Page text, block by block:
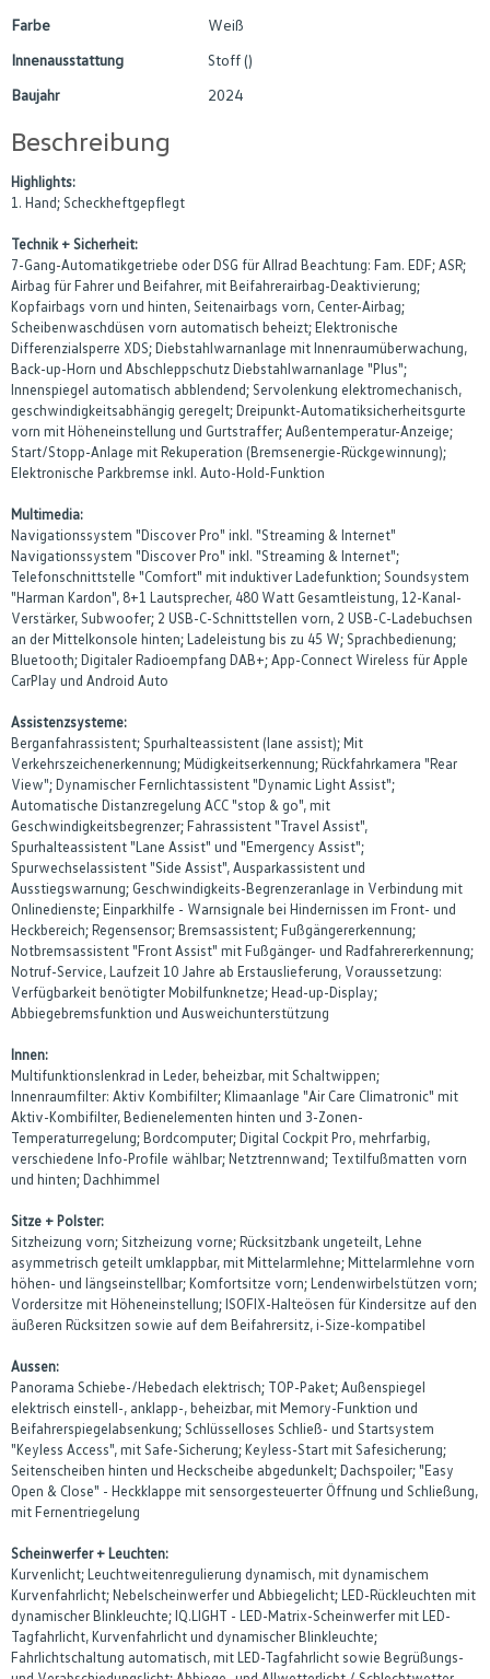
Farbe
Weiß
Innenausstattung
Stoff ()
Baujahr
2024
Beschreibung
Highlights:
1. Hand; Scheckheftgepflegt
Technik + Sicherheit:
7-Gang-Automatikgetriebe oder DSG für Allrad Beachtung: Fam. EDF; ASR;
Airbag für Fahrer und Beifahrer, mit Beifahrerairbag-Deaktivierung;
Kopfairbags vorn und hinten, Seitenairbags vorn, Center-Airbag;
Scheibenwaschdüsen vorn automatisch beheizt; Elektronische
Differenzialsperre XDS; Diebstahlwarnanlage mit Innenraumüberwachung,
Back-up-Horn und Abschleppschutz Diebstahlwarnanlage "Plus";
Innenspiegel automatisch abblendend; Servolenkung elektromechanisch,
geschwindigkeitsabhängig geregelt; Dreipunkt-Automatiksicherheitsgurte
vorn mit Höheneinstellung und Gurtstraffer; Außentemperatur-Anzeige;
Start/Stopp-Anlage mit Rekuperation (Bremsenergie-Rückgewinnung);
Elektronische Parkbremse inkl. Auto-Hold-Funktion
Multimedia:
Navigationssystem "Discover Pro" inkl. "Streaming & Internet"
Navigationssystem "Discover Pro" inkl. "Streaming & Internet";
Telefonschnittstelle "Comfort" mit induktiver Ladefunktion; Soundsystem
"Harman Kardon", 8+1 Lautsprecher, 480 Watt Gesamtleistung, 12-Kanal-
Verstärker, Subwoofer; 2 USB-C-Schnittstellen vorn, 2 USB-C-Ladebuchsen
an der Mittelkonsole hinten; Ladeleistung bis zu 45 W; Sprachbedienung;
Bluetooth; Digitaler Radioempfang DAB+; App-Connect Wireless für Apple
CarPlay und Android Auto
Assistenzsysteme:
Berganfahrassistent; Spurhalteassistent (lane assist); Mit
Verkehrszeichenerkennung; Müdigkeitserkennung; Rückfahrkamera "Rear
View"; Dynamischer Fernlichtassistent "Dynamic Light Assist";
Automatische Distanzregelung ACC "stop & go", mit
Geschwindigkeitsbegrenzer; Fahrassistent "Travel Assist",
Spurhalteassistent "Lane Assist" und "Emergency Assist";
Spurwechselassistent "Side Assist", Ausparkassistent und
Ausstiegswarnung; Geschwindigkeits-Begrenzeranlage in Verbindung mit
Onlinedienste; Einparkhilfe - Warnsignale bei Hindernissen im Front- und
Heckbereich; Regensensor; Bremsassistent; Fußgängererkennung;
Notbremsassistent "Front Assist" mit Fußgänger- und Radfahrererkennung;
Notruf-Service, Laufzeit 10 Jahre ab Erstauslieferung, Voraussetzung:
Verfügbarkeit benötigter Mobilfunknetze; Head-up-Display;
Abbiegebremsfunktion und Ausweichunterstützung
Innen:
Multifunktionslenkrad in Leder, beheizbar, mit Schaltwippen;
Innenraumfilter: Aktiv Kombifilter; Klimaanlage "Air Care Climatronic" mit
Aktiv-Kombifilter, Bedienelementen hinten und 3-Zonen-
Temperaturregelung; Bordcomputer; Digital Cockpit Pro, mehrfarbig,
verschiedene Info-Profile wählbar; Netztrennwand; Textilfußmatten vorn
und hinten; Dachhimmel
Sitze + Polster:
Sitzheizung vorn; Sitzheizung vorne; Rücksitzbank ungeteilt, Lehne
asymmetrisch geteilt umklappbar, mit Mittelarmlehne; Mittelarmlehne vorn
höhen- und längseinstellbar; Komfortsitze vorn; Lendenwirbelstützen vorn;
Vordersitze mit Höheneinstellung; ISOFIX-Halteösen für Kindersitze auf den
äußeren Rücksitzen sowie auf dem Beifahrersitz, i-Size-kompatibel
Aussen:
Panorama Schiebe-/Hebedach elektrisch; TOP-Paket; Außenspiegel
elektrisch einstell-, anklapp-, beheizbar, mit Memory-Funktion und
Beifahrerspiegelabsenkung; Schlüsselloses Schließ- und Startsystem
"Keyless Access", mit Safe-Sicherung; Keyless-Start mit Safesicherung;
Seitenscheiben hinten und Heckscheibe abgedunkelt; Dachspoiler; "Easy
Open & Close" - Heckklappe mit sensorgesteuerter Öffnung und Schließung,
mit Fernentriegelung
Scheinwerfer + Leuchten:
Kurvenlicht; Leuchtweitenregulierung dynamisch, mit dynamischem
Kurvenfahrlicht; Nebelscheinwerfer und Abbiegelicht; LED-Rückleuchten mit
dynamischer Blinkleuchte; IQ.LIGHT - LED-Matrix-Scheinwerfer mit LED-
Tagfahrlicht, Kurvenfahrlicht und dynamischer Blinkleuchte;
Fahrlichtschaltung automatisch, mit LED-Tagfahrlicht sowie Begrüßungs-